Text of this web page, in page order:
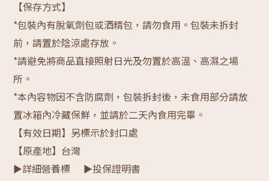
【保存方式】
*包裝內有脫氧劑包或酒精包，請勿食用。包裝未拆封
前，請置於陰涼處存放。
*請避免將商品直接照射日光及勿置於高溫、高濕之場
所。
*本內容物因不含防腐劑，包裝拆封後，未食用部分請放
置冰箱內冷藏保鮮，並請於二天內食用完畢。
【有效日期】另標示於封口處
【原產地】台灣
►詳細營養標
►投保證明書